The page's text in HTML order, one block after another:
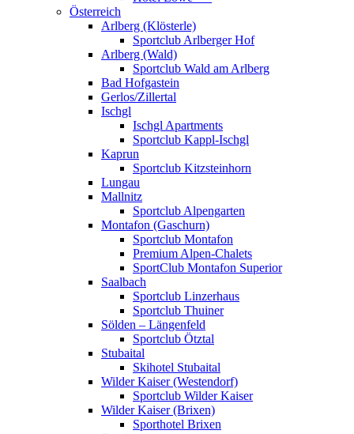
Österreich
Arlberg (Klösterle)
Sportclub Arlberger Hof
Arlberg (Wald)
Sportclub Wald am Arlberg
Bad Hofgastein
Gerlos/Zillertal
Ischgl
Ischgl Apartments
Sportclub Kappl-Ischgl
Kaprun
Sportclub Kitzsteinhorn
Lungau
Mallnitz
Sportclub Alpengarten
Montafon (Gaschurn)
Sportclub Montafon
Premium Alpen-Chalets
SportClub Montafon Superior
Saalbach
Sportclub Linzerhaus
Sportclub Thuiner
Sölden – Längenfeld
Sportclub Ötztal
Stubaital
Skihotel Stubaital
Wilder Kaiser (Westendorf)
Sportclub Wilder Kaiser
Wilder Kaiser (Brixen)
Sporthotel Brixen